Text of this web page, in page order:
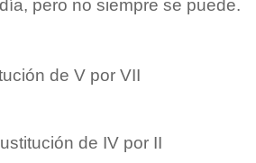
pero no siempre se puede.
de V por VII
de IV por II